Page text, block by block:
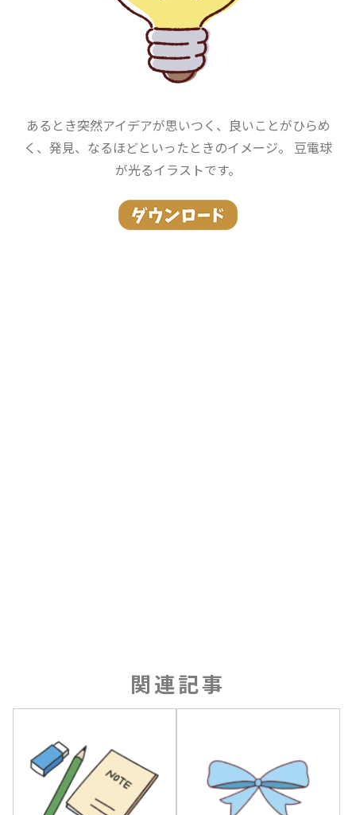
あるとき突然アイデアが思いつく、良いことがひらめ
く、発見、なるほどといったときのイメージ。 豆電球
が光るイラストです。
関連記事